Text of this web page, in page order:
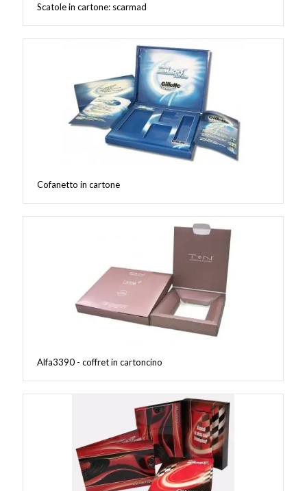
Scatole in cartone: scarmad
Cofanetto in cartone
Alfa3390 - coffret in cartoncino